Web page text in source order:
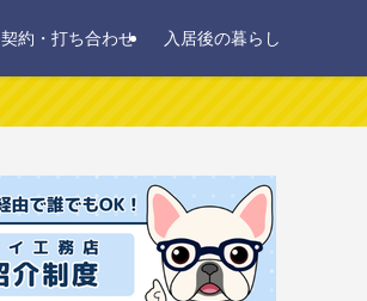
契約・打ち合わせ 入居後の暮らし